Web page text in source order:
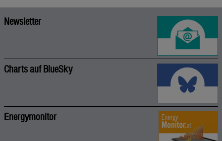
Newsletter
Charts auf BlueSky
Energymonitor